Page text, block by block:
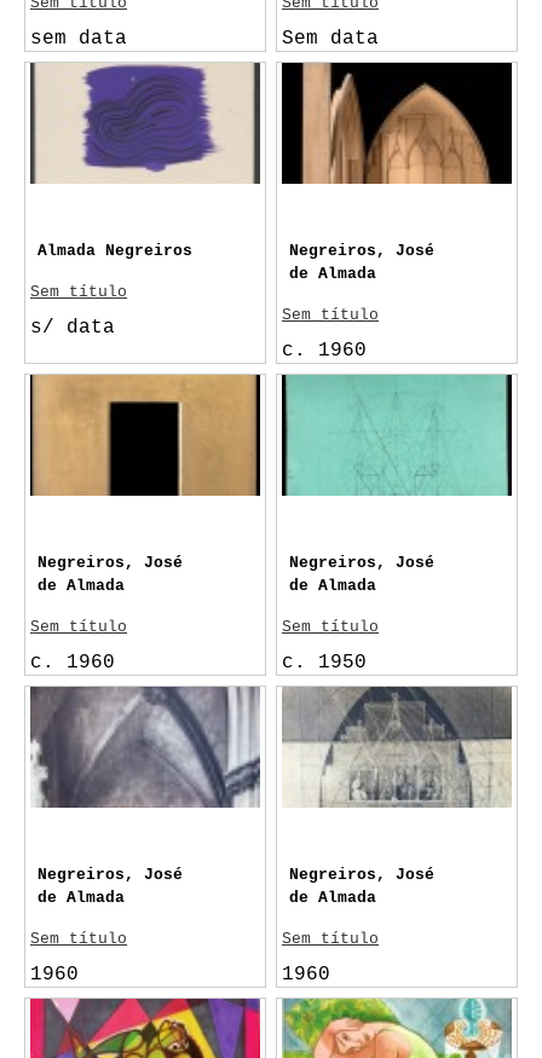
sem data Sem data
Almada Negreiros
Sem título
s/ data
Negreiros, José
de Almada
Sem título
c. 1960
Negreiros, José
de Almada
Sem título
c. 1960
Negreiros, José
de Almada
Sem título
c. 1950
Negreiros, José
de Almada
Sem título
1960
Negreiros, José
de Almada
Sem título
1960